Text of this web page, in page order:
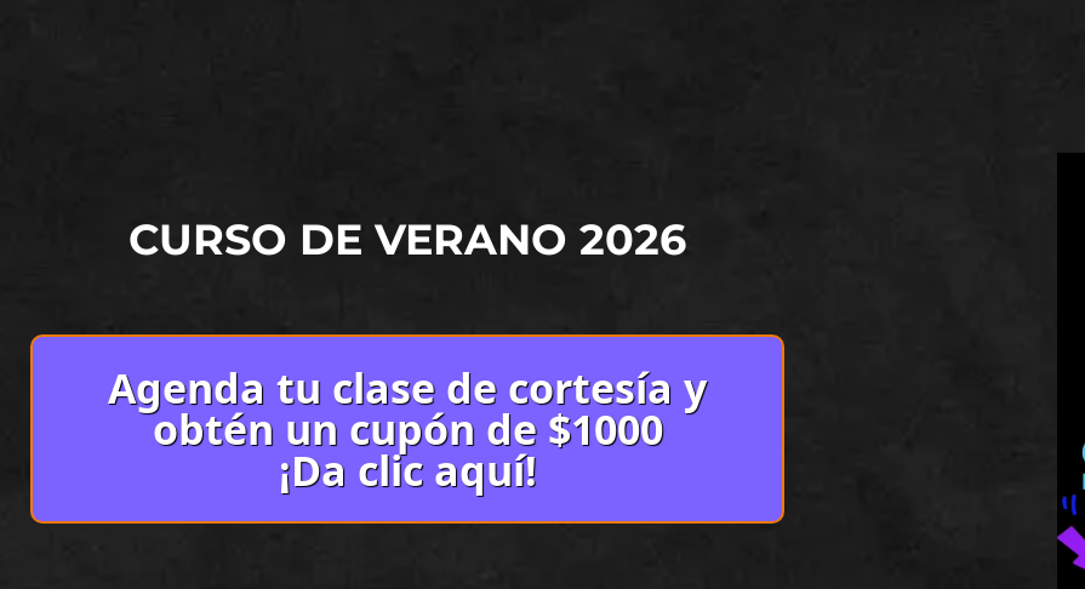
CURSO DE VERANO 2026
Agenda tu clase de cortesía y
obtén un cupón de $1000
¡Da clic aquí!